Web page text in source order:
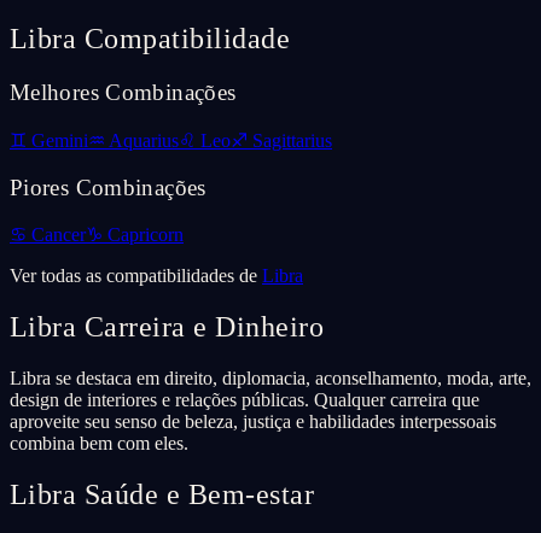
Libra Compatibilidade
Melhores Combinações
♊ Gemini♒ Aquarius♌ Leo♐ Sagittarius
Piores Combinações
♋ Cancer♑ Capricorn
Ver todas as compatibilidades de Libra
Libra Carreira e Dinheiro
Libra se destaca em direito, diplomacia, aconselhamento, moda, arte,
design de interiores e relações públicas. Qualquer carreira que
aproveite seu senso de beleza, justiça e habilidades interpessoais
combina bem com eles.
Libra Saúde e Bem-estar